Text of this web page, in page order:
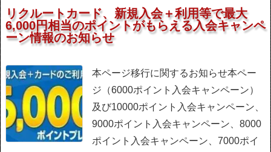

前へ

検索
リクルートカード、新規入会＋利用等で最大
6,000円相当のポイントがもらえる入会キャンペ
ーン情報のお知らせ
本ページ移行に関するお知らせ本ペー
ジ（6000ポイント入会キャンペーン）
及び10000ポイント入会キャンペーン、
9000ポイント入会キャンペーン、8000
ポイント入会キャンペーン、7000ポイ